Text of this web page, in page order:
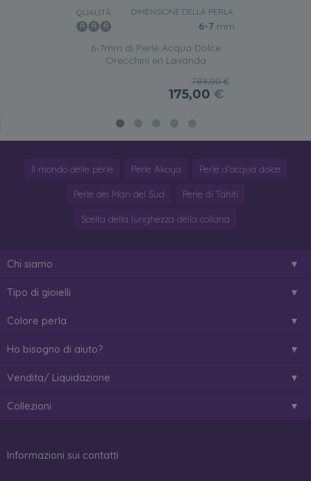
QUALITÀ: DIMENSIONE DELLA PERLA:
6-7 mm
6-7mm di Perle Acqua Dolce
Orecchini en Lavanda
789,00 €
175,00 €
Il mondo delle perle Perle Akoya Perle d'acqua dolce
Perle dei Mari del Sud Perle di Tahiti
Scelta della lunghezza della collana
Chi siamo
Tipo di gioielli
Colore perla
Ho bisogno di aiuto?
Vendita/ Liquidazione
Collezioni
Informazioni sui contatti